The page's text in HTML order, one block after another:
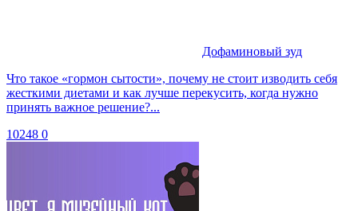
Дофаминовый зуд
Что такое «гормон сытости», почему не стоит изводить себя
жесткими диетами и как лучше перекусить, когда нужно
принять важное решение?...
10248 0